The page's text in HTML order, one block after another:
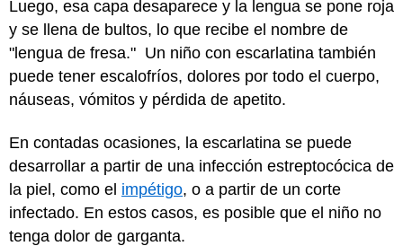
Luego, esa capa desaparece y la lengua se pone roja
y se llena de bultos, lo que recibe el nombre de
"lengua de fresa." Un niño con escarlatina también
puede tener escalofríos, dolores por todo el cuerpo,
náuseas, vómitos y pérdida de apetito.
En contadas ocasiones, la escarlatina se puede
desarrollar a partir de una infección estreptocócica de
la piel, como el impétigo, o a partir de un corte
infectado. En estos casos, es posible que el niño no
tenga dolor de garganta.